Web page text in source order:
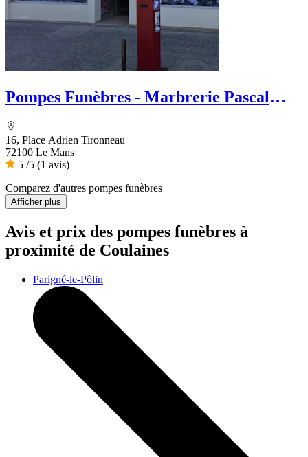
Pompes Funèbres - Marbrerie Pascal
16, Place Adrien Tironneau
72100 Le Mans
5 /5 (1 avis)
Comparez d'autres pompes funèbres
Afficher plus
Avis et prix des pompes funèbres à
proximité de Coulaines
Parigné-le-Pôlin